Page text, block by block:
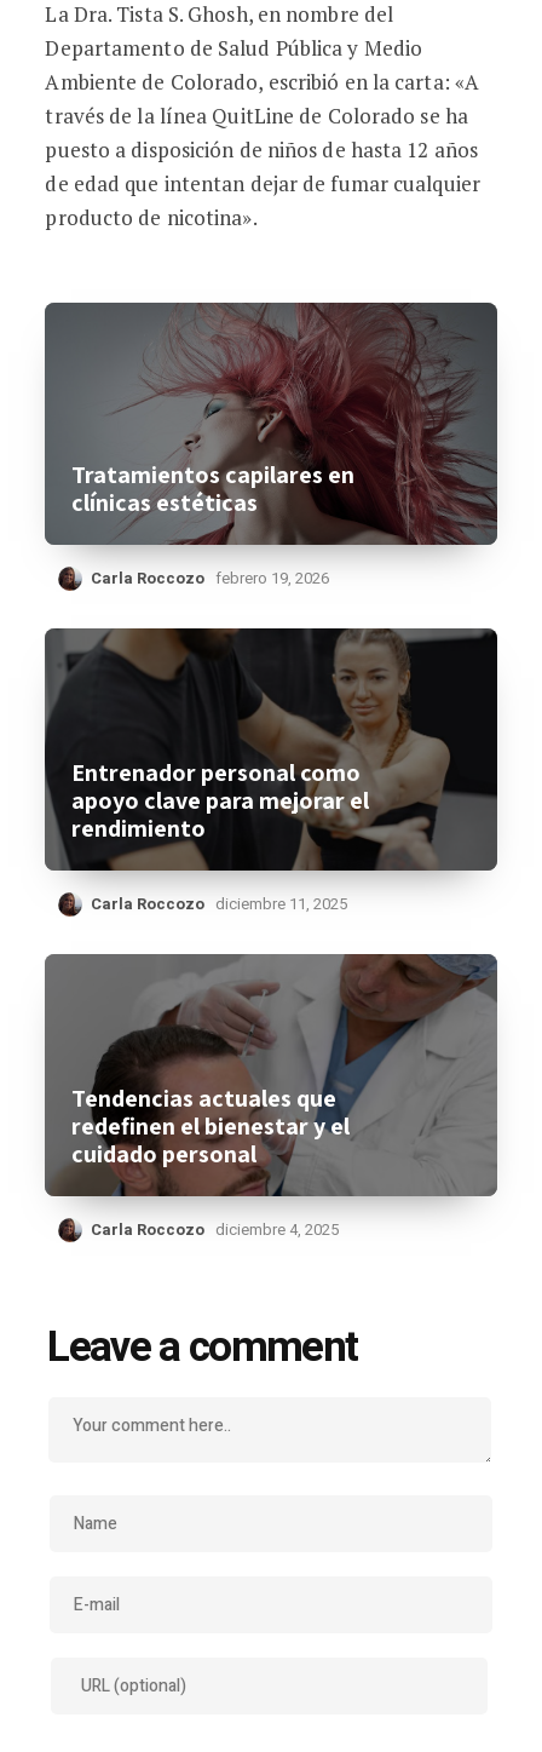
La Dra. Tista S. Ghosh, en nombre del
Departamento de Salud Pública y Medio
Ambiente de Colorado, escribió en la carta: «A
través de la línea QuitLine de Colorado se ha
puesto a disposición de niños de hasta 12 años
de edad que intentan dejar de fumar cualquier
producto de nicotina».
Tratamientos capilares en
clínicas estéticas
Carla Roccozo febrero 19, 2026
Entrenador personal como
apoyo clave para mejorar el
rendimiento
Carla Roccozo diciembre 11, 2025
Tendencias actuales que
redefinen el bienestar y el
cuidado personal
Carla Roccozo diciembre 4, 2025
Leave a comment